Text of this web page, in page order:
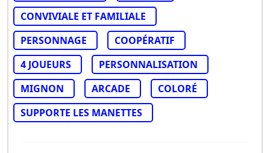
CONVIVIALE ET FAMILIALE
PERSONNAGE
COOPÉRATIF
4 JOUEURS
PERSONNALISATION
MIGNON
ARCADE
COLORÉ
SUPPORTE LES MANETTES